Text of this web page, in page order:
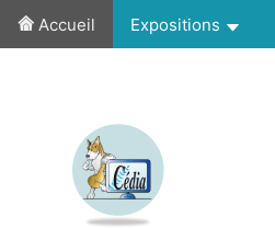
Accueil Expositions